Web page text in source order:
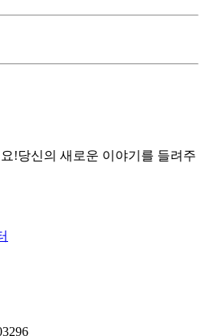
!당신의 새로운 이야기를 들려주